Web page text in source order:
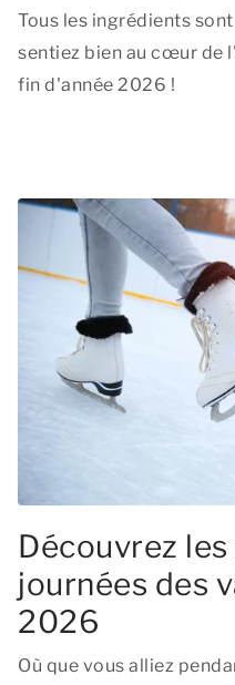
Tous les ingrédients
sentiez bien au cœur de
fin d'année 2026 !
Découvrez
journées des
2026
Où que vous alliez